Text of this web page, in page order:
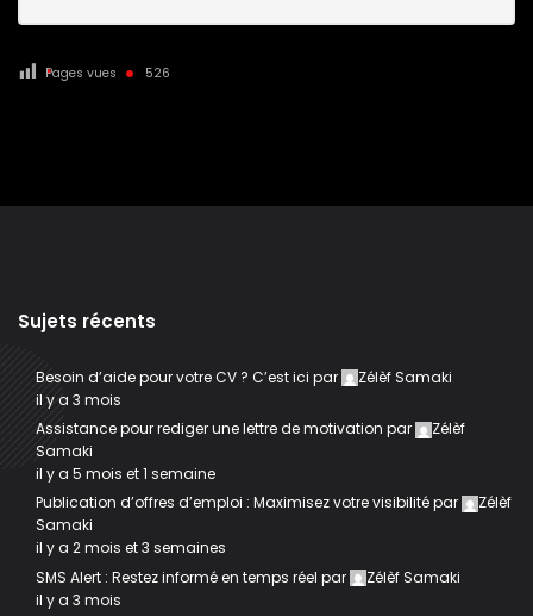
Pages vues 526
Sujets récents
Besoin d’aide pour votre CV ? C’est ici par
Zélèf Samaki
il y a 3 mois
Assistance pour rediger une lettre de motivation par
Zélèf
Samaki
il y a 5 mois et 1 semaine
Publication d’offres d’emploi : Maximisez votre visibilitépar
Zélèf
Samaki
il y a 2 mois et 3 semaines
SMS Alert : Restez informé en temps réel par
Zélèf Samaki
il y a 3 mois